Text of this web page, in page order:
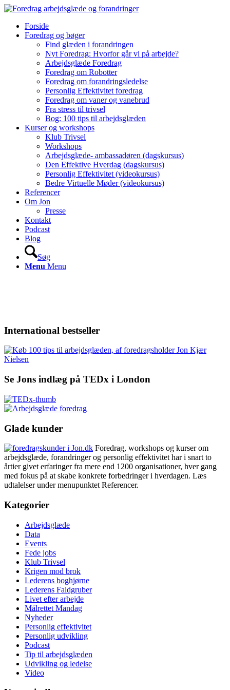
Forside
Foredrag og bøger
Find glæden i forandringen
Nyt Foredrag: Hvorfor går vi på arbejde?
Arbejdsglæde Foredrag
Foredrag om Robotter
Foredrag om forandringsledelse
Personlig Effektivitet foredrag
Foredrag om vaner og vanebrud
Fra stress til trivsel
Bog: 100 tips til arbejdsglæden
Kurser og workshops
Klub Trivsel
Workshops
Arbejdsglæde- ambassadøren (dagskursus)
Den Effektive Hverdag (dagskursus)
Personlig Effektivitet (videokursus)
Bedre Virtuelle Møder (videokursus)
Referencer
Om Jon
Presse
Kontakt
Podcast
Blog
Søg
Menu Menu
International bestseller
Se Jons indlæg på TEDx i London
Glade kunder
Foredrag, workshops og kurser om
arbejdsglæde, forandringer og personlig effektivitet har i snart to
årtier givet erfaringer fra mere end 1200 organisationer, hver gang
med fokus på at skabe konkrete forbedringer i hverdagen. Læs
udtalelser under menupunktet Referencer.
Kategorier
Arbejdsglæde
Data
Events
Fede jobs
Klub Trivsel
Krigen mod brok
Lederens boghjørne
Lederens Faldgruber
Livet efter arbejde
Målrettet Mandag
Nyheder
Personlig effektivitet
Personlig udvikling
Podcast
Tip til arbejdsglæden
Udvikling og ledelse
Video